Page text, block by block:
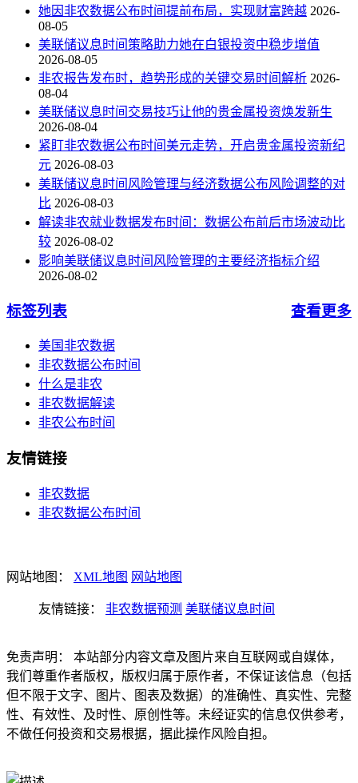
她因非农数据公布时间提前布局，实现财富跨越 2026-
08-05
美联储议息时间策略助力她在白银投资中稳步增值
2026-08-05
非农报告发布时，趋势形成的关键交易时间解析 2026-
08-04
美联储议息时间交易技巧让他的贵金属投资焕发新生
2026-08-04
紧盯非农数据公布时间美元走势，开启贵金属投资新纪
元 2026-08-03
美联储议息时间风险管理与经济数据公布风险调整的对
比 2026-08-03
解读非农就业数据发布时间：数据公布前后市场波动比
较 2026-08-02
影响美联储议息时间风险管理的主要经济指标介绍
2026-08-02
标签列表 查看更多
美国非农数据
非农数据公布时间
什么是非农
非农数据解读
非农公布时间
友情链接
非农数据
非农数据公布时间
网站地图： XML地图 网站地图
友情链接： 非农数据预测 美联储议息时间
免责声明： 本站部分内容文章及图片来自互联网或自媒体，
我们尊重作者版权，版权归属于原作者，不保证该信息（包括
但不限于文字、图片、图表及数据）的准确性、真实性、完整
性、有效性、及时性、原创性等。未经证实的信息仅供参考，
不做任何投资和交易根据，据此操作风险自担。